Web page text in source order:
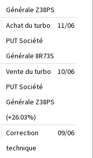
Générale Z38PS
Achat du turbo
PUT Société
Générale 8R73S
11/06
Vente du turbo
PUT Société
Générale Z38PS
(+26.03%)
10/06
Correction
technique
09/06